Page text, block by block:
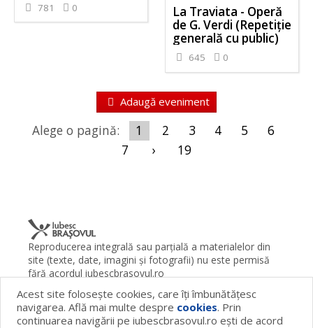
781 0
La Traviata - Operă
de G. Verdi (Repetiție
generală cu public)
645 0
Adaugă eveniment
Alege o pagină: 1 2 3 4 5
6
7
› 19
Reproducerea integrală sau parţială a materialelor din
site (texte, date, imagini şi fotografii) nu este permisă
fără acordul iubescbrasovul.ro
Termeni şi condiţii
Contact Despre proiect
FAQ
Cookies
Publicitate
Acest site foloseşte cookies, care îţi îmbunătăţesc
navigarea. Află mai multe despre cookies. Prin
continuarea navigării pe iubescbrasovul.ro eşti de acord